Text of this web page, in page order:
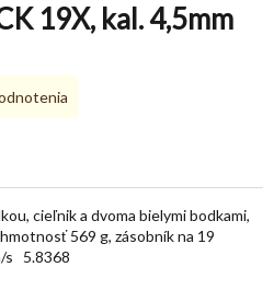
19X, kal. 4,5mm
cieľnik a dvoma bielymi bodkami,
569 g, zásobník na 19
s 5.8368